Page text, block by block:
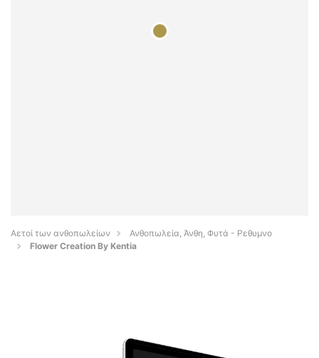
Αετοί των ανθοπωλείων
Ανθοπωλεία, Άνθη, Φυτά - Ρεθυμνο
Flower Creation By Kentia